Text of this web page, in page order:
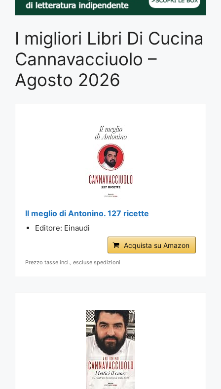
I migliori Libri Di Cucina
Cannavacciuolo –
Agosto 2026
Il meglio di Antonino. 127 ricette
Editore: Einaudi
Acquista su Amazon
Prezzo tasse incl., escluse spedizioni